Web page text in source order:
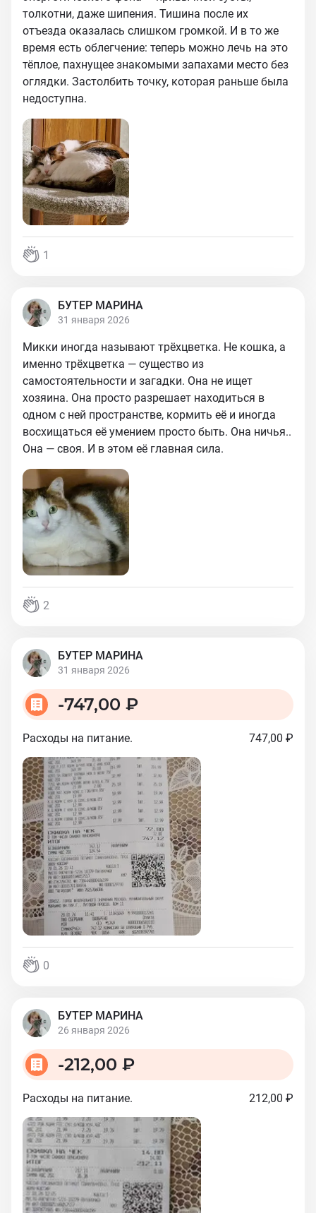
толкотни, даже шипения. Тишина после их
отъезда оказалась слишком громкой. И в то же
время есть облегчение: теперь можно лечь на это
тёплое, пахнущее знакомыми запахами место без
оглядки. Застолбить точку, которая раньше была
недоступна.
1
БУТЕР МАРИНА
31 января 2026
Микки иногда называют трёхцветка. Не кошка, а
именно трёхцветка — существо из
самостоятельности и загадки. Она не ищет
хозяина. Она просто разрешает находиться в
одном с ней пространстве, кормить её и иногда
восхищаться её умением просто быть. Она ничья..
Она — своя. И в этом её главная сила.
2
БУТЕР МАРИНА
31 января 2026
-747,00 ₽
Расходы на питание. 747,00 ₽
0
БУТЕР МАРИНА
26 января 2026
-212,00 ₽
Расходы на питание. 212,00 ₽